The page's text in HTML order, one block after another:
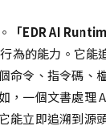
「EDR AI
為的能力。它能
命令、指令碼、
，一個文書處理
能立即追溯到源